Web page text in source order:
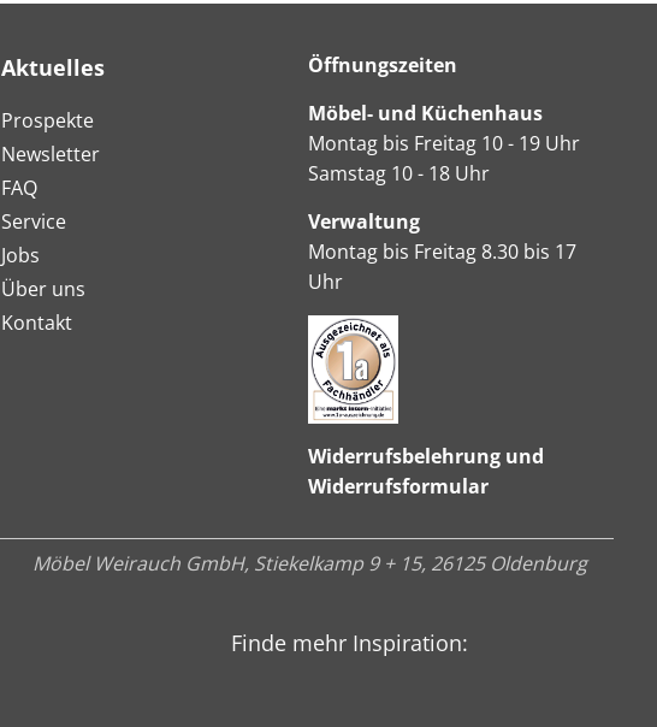
Aktuelles
Prospekte
Newsletter
FAQ
Service
Jobs
Über uns
Kontakt
Öffnungszeiten
Möbel- und Küchenhaus
Montag bis Freitag 10 - 19 Uhr
Samstag 10 - 18 Uhr
Verwaltung
Montag bis Freitag 8.30 bis 17
Uhr
Widerrufsbelehrung und
Widerrufsformular
Möbel Weirauch GmbH, Stiekelkamp 9 + 15, 26125 Oldenburg
Finde mehr Inspiration: